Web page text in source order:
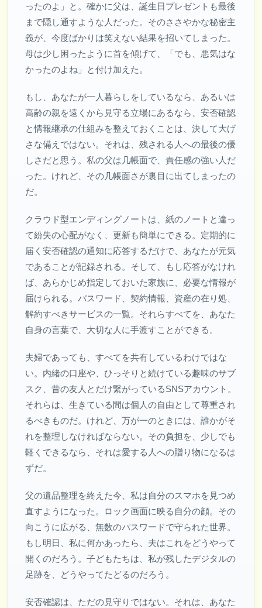
ったのよ」と。確かに父は、誕生日プレゼントも最後
まで隠し通すような人だった。そのささやかな秘密主
義が、今度ばかりは笑えない結果を招いてしまった。
母は少し困ったように首を傾げて、「でも、悪気はな
かったのよね」と付け加えた。
もし、あなたが一人暮らしをしているなら、あるいは
高齢の親を遠くから見守る立場にあるなら、安否確認
と情報継承の仕組みを整えておくことは、決して大げ
さな備えではない。それは、残される人への最後の優
しさだと思う。私の父は几帳面で、責任感の強い人だ
った。けれど、その几帳面さが裏目に出てしまったの
だ。
クラウド型エンディングノートは、紙のノートと違っ
て紛失の心配がなく、更新も簡単にできる。定期的に
届く安否確認の通知に応答するだけで、あなたが元気
であることが記録される。そして、もし応答がなけれ
ば、あらかじめ指定しておいた家族に、必要な情報が
届けられる。パスワード、契約情報、資産の在り処、
解約すべきサービスの一覧。それらすべてを、あなた
自身の言葉で、大切な人に手渡すことができる。
夫婦であっても、すべてを共有しているわけではな
い。内緒の口座や、ひっそりと続けている趣味のサブ
スク、昔の友人とだけ繋がっているSNSアカウント。
それらは、生きている間は個人の自由として尊重され
るべきものだ。けれど、万が一のときには、誰かがそ
れを整理しなければならない。その負担を、少しでも
軽くできるなら、それは愛する人への贈り物になるは
ずだ。
父の遺品整理を終えた今、私は自分のスマホを見つめ
直すようになった。ロック画面に映る自分の顔。その
向こうに広がる、無数のパスワードで守られた世界。
もし明日、私に何かあったら、夫はこれをどうやって
開くのだろう。子どもたちは、私が残したデジタルの
足跡を、どうやってたどるのだろう。
安否確認は、ただの見守りではない。それは、あなた